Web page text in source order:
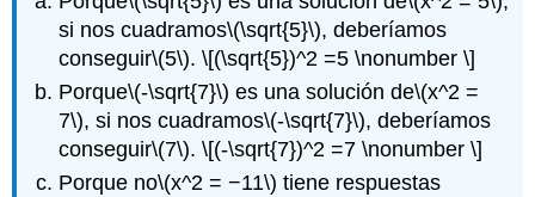
si nos cuadramos\(\sqrt{5}\), deberíamos
conseguir\(5\).\[(\sqrt{5})^2 =5 \nonumber \]
Porque\(-\sqrt{7}\) es una solución de\(x^2 =
7\), si nos cuadramos\(-\sqrt{7}\), deberíamos
conseguir\(7\).\[(-\sqrt{7})^2 =7 \nonumber \]
Porque no\(x^2 = −11\) tiene respuestas